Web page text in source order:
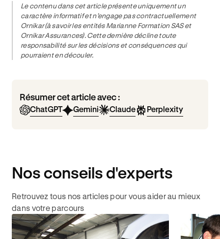
Le contenu dans cet article présente uniquement un
caractère informatif et n’engage pas contractuellement
Ornikar (à savoir les entités Marianne Formation SAS et
Ornikar Assurances). Cette dernière décline toute
responsabilité sur les décisions et conséquences qui
pourraient en découler.
Résumer cet article avec :
ChatGPT Gemini Claude Perplexity
Nos conseils d'experts
Retrouvez tous nos articles pour vous aider au mieux
dans votre parcours